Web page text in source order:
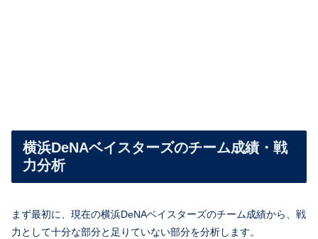
横浜DeNAベイスターズのチーム成績・戦
力分析
まず最初に、現在の横浜DeNAベイスターズのチーム成績から、戦
力として十分な部分と足りていない部分を分析します。